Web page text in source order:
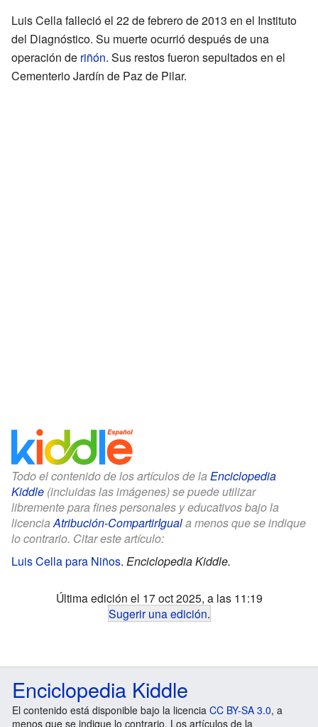
Luis Cella falleció el 22 de febrero de 2013 en el Instituto
del Diagnóstico. Su muerte ocurrió después de una
operación de riñón. Sus restos fueron sepultados en el
Cementerio Jardín de Paz de Pilar.
Todo el contenido de los artículos de la Enciclopedia
Kiddle (incluidas las imágenes) se puede utilizar
libremente para fines personales y educativos bajo la
licenciaAtribución-CompartirIguala menos que se indique
lo contrario. Citar este artículo:
Luis Cella para Niños. Enciclopedia Kiddle.
Última edición el 17 oct 2025, a las 11:19
Sugerir una edición.
Enciclopedia Kiddle
El contenido está disponible bajo la licencia CC BY-SA 3.0, a
menos que se indique lo contrario. Los artículos de la